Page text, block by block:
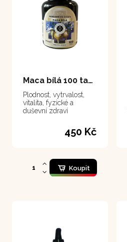
Maca bílá 100 tablet
Plodnost, vytrvalost,
vitalita, fyzické a
duševní zdraví
450 Kč
Koupit